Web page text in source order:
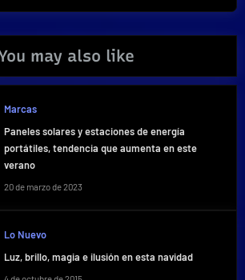
may also like
Marcas
Paneles solares y estaciones de energía
portátiles, tendencia que aumenta en este
verano
20 de marzo de 2023
Lo Nuevo
Luz, brillo, magia e ilusión en esta navidad